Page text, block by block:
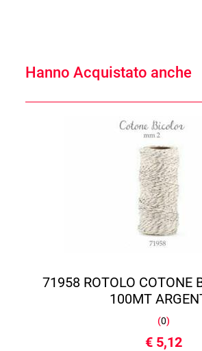
Hanno Acquistato anche
71958 ROTOLO COTONE
100MT
(0)
€ 5,12